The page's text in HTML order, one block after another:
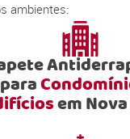
ambientes:
para
em